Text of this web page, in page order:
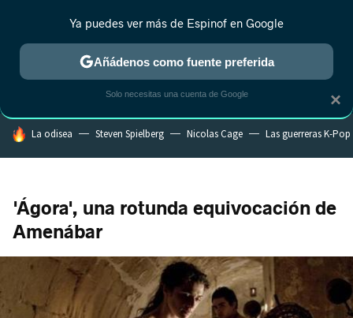
ESTRENOS REALITY ANIME RANKINGS CINE
HOY SE HABLA DE
La odisea Steven Spielberg Nicolas Cage Las guerreras K-Pop
'Ágora', una rotunda equivocación de
Amenábar
×
Ya puedes ver más de Espinof en Google
Añádenos como fuente preferida
Solo necesitas una cuenta de Google